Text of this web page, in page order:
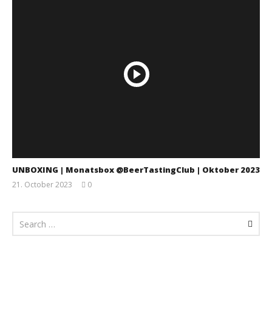
UNBOXING | Monatsbox @BeerTastingClub | Oktober 2023
21. October 2023
0